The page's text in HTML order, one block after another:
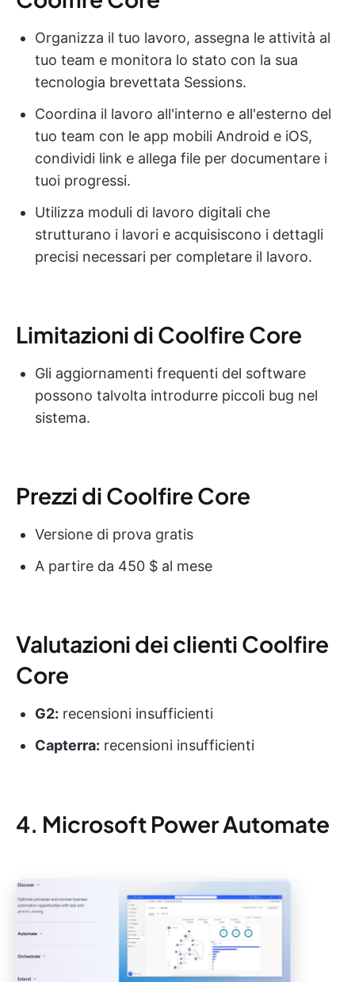
Organizza il tuo lavoro, assegna le attività al
tuo team e monitora lo stato con la sua
tecnologia brevettata Sessions.
Coordina il lavoro all'interno e all'esterno del
tuo team con le app mobili Android e iOS,
condividi link e allega file per documentare i
tuoi progressi.
Utilizza moduli di lavoro digitali che
strutturano i lavori e acquisiscono i dettagli
precisi necessari per completare il lavoro.
Limitazioni di Coolfire Core
Gli aggiornamenti frequenti del software
possono talvolta introdurre piccoli bug nel
sistema.
Prezzi di Coolfire Core
Versione di prova gratis
A partire da 450 $ al mese
Valutazioni dei clienti Coolfire
Core
G2: recensioni insufficienti
Capterra: recensioni insufficienti
4. Microsoft Power Automate